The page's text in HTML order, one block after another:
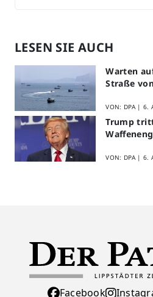
LESEN SIE AUCH
Warten
Straße
VON: DPA | 6.
Trump
VON: DPA | 6.
Facebook